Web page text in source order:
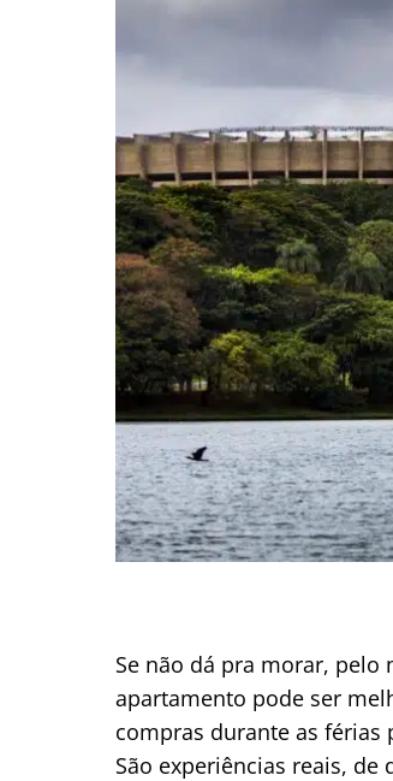
Se não dá pra morar, pelo
apartamento pode ser
compras durante as
São experiências reais,